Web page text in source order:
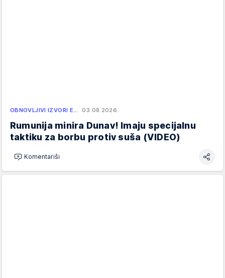
OBNOVLJIVI IZVORI E… 03.08.2026.
Rumunija minira Dunav! Imaju specijalnu
taktiku za borbu protiv suša (VIDEO)
Komentariši